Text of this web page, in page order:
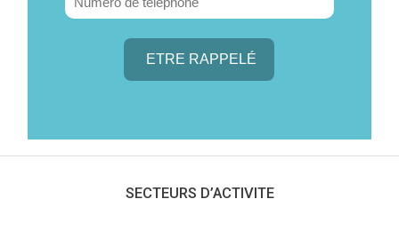
SECTEURS D’ACTIVITE